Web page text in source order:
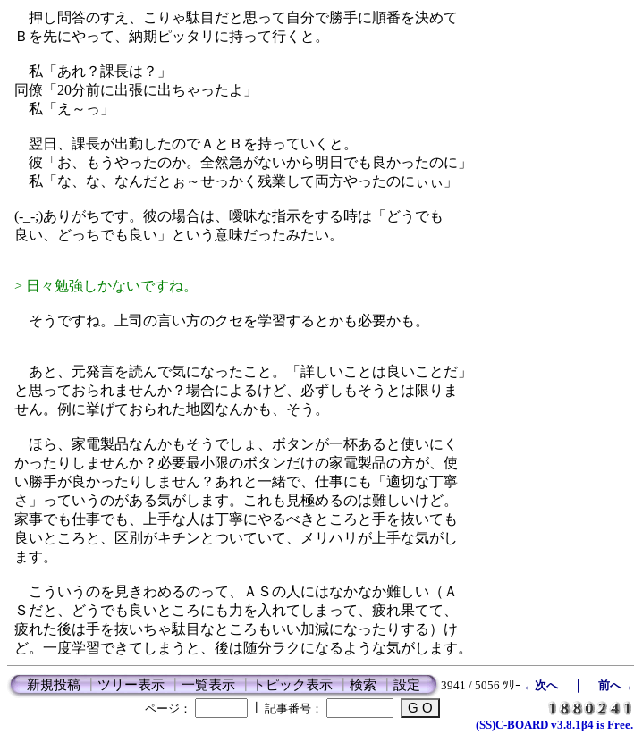
押し問答のすえ、こりゃ駄目だと思って自分で勝手に順番を決めて
Ｂを先にやって、納期ピッタリに持って行くと。
私「あれ？課長は？」
同僚「20分前に出張に出ちゃったよ」
私「え～っ」
翌日、課長が出勤したのでＡとＢを持っていくと。
彼「お、もうやったのか。全然急がないから明日でも良かったのに」
私「な、な、なんだとぉ～せっかく残業して両方やったのにぃぃ」
(-_-;)ありがちです。彼の場合は、曖昧な指示をする時は「どうでも
良い、どっちでも良い」という意味だったみたい。
> 日々勉強しかないですね。
そうですね。上司の言い方のクセを学習するとかも必要かも。
あと、元発言を読んで気になったこと。「詳しいことは良いことだ」
と思っておられませんか？場合によるけど、必ずしもそうとは限りま
せん。例に挙げておられた地図なんかも、そう。
ほら、家電製品なんかもそうでしょ、ボタンが一杯あると使いにく
かったりしませんか？必要最小限のボタンだけの家電製品の方が、使
い勝手が良かったりしません？あれと一緒で、仕事にも「適切な丁寧
さ」っていうのがある気がします。これも見極めるのは難しいけど。
家事でも仕事でも、上手な人は丁寧にやるべきところと手を抜いても
良いところと、区別がキチンとついていて、メリハリが上手な気がし
ます。
こういうのを見きわめるのって、ＡＳの人にはなかなか難しい（Ａ
Ｓだと、どうでも良いところにも力を入れてしまって、疲れ果てて、
疲れた後は手を抜いちゃ駄目なところもいい加減になったりする）け
ど。一度学習できてしまうと、後は随分ラクになるような気がします。
新規投稿┃ツリー表示┃一覧表示┃トピック表示┃検索┃設定 3941 / 5056 ﾂﾘｰ ←次へ｜ 前へ→
ページ：
記事番号：
(SS)C-BOARD v3.8.1β4 is Free.